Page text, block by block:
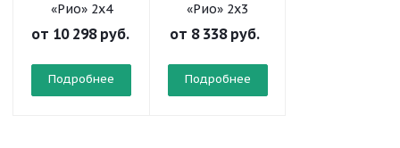
«Рио» 2х4
от 10 298 руб.
Подробнее
«Рио» 2х3
от 8 338 руб.
Подробнее